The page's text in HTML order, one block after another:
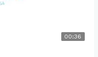
00:36